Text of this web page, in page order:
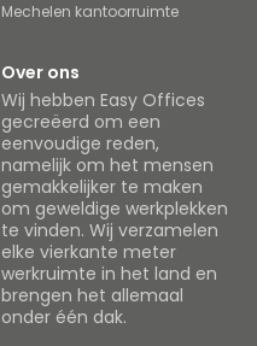
Mechelen kantoorruimte
Over ons
Wij hebben Easy Offices
gecreëerd om een
eenvoudige reden,
namelijk om het mensen
gemakkelijker te maken
om geweldige werkplekken
te vinden. Wij verzamelen
elke vierkante meter
werkruimte in het land en
brengen het allemaal
onder één dak.